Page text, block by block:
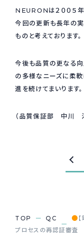
研究開発 R&D
新着情報
採用情報 Recruit
NEURONは２００５
今回の更新も長年の
ものと考えております。
今後も品質の更なる
の多様なニーズに柔軟
進を続けてまいります。
（品質保証部 中川
TOP QC ●
プロセスの再認証審査